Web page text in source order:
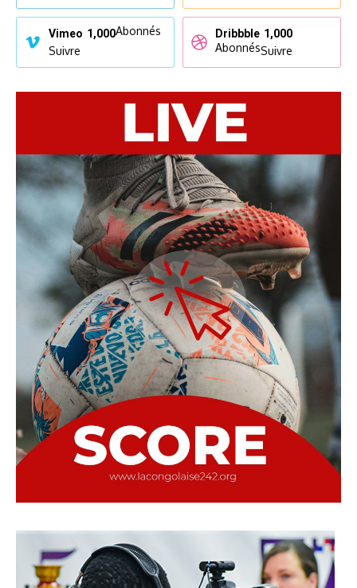
Vimeo 1,000Abonnés
Suivre
Dribbble 1,000
AbonnésSuivre